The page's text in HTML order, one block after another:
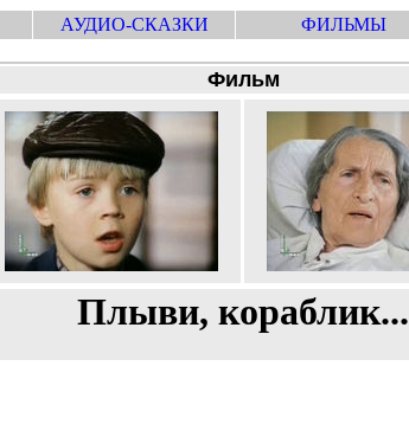
АУДИО-СКАЗКИ ФИЛЬМЫ
Фильм
Плыви, кораблик...